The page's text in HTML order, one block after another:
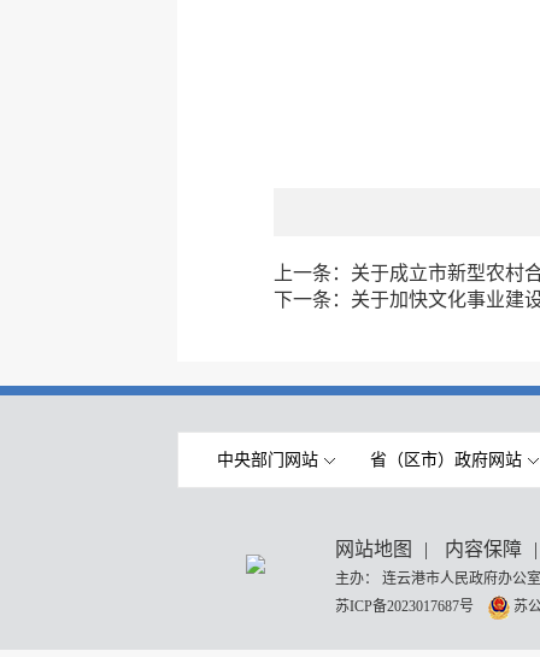
上一条： 关于成立市新型农村
下一条： 关于加快文化事业建
中央部门网站 省（区市）政府网站
网站地图 | 内容保障 |
主办： 连云港市人民政府办
苏ICP备2023017687号
苏